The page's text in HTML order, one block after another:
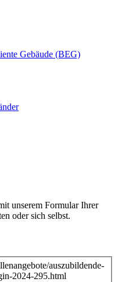
Gebäude (BEG)
unserem Formular Ihrer
oder sich selbst.
auszubildende-
2024-295.html